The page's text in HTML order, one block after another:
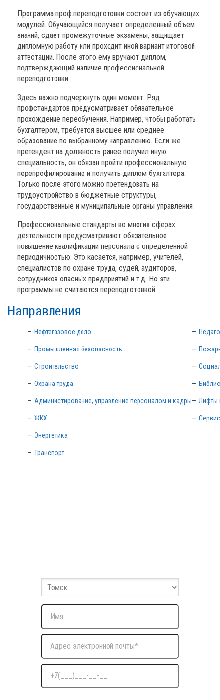
Программа проф.переподготовки состоит из обучающих
модулей. Обучающийся получает определенный объем
знаний, сдает промежуточные экзамены, защищает
дипломную работу или проходит иной вариант итоговой
аттестации. После этого ему вручают диплом,
подтверждающий наличие профессиональной
переподготовки.
Здесь важно подчеркнуть один момент. Ряд
профстандартов предусматривает обязательное
прохождение переобучения. Например, чтобы работать
бухгалтером, требуется высшее или среднее
образование по выбранному направлению. Если же
претендент на должность ранее получил иную
специальность, он обязан пройти профессиональную
перепрофилирование и получить диплом бухгалтера.
Только после этого можно претендовать на
трудоустройство в бюджетные структуры,
государственные и муниципальные органы управления.
Профессиональные стандарты во многих сферах
деятельности предусматривают обязательное
повышение квалификации персонала с определенной
периодичностью. Это касается, например, учителей,
специалистов по охране труда, судей, аудиторов,
сотрудников опасных предприятий и т.д. Но эти
программы не считаются переподготовкой.
Направления
Нефтегазовое дело
Промышленная безопасность
Строительство
Охрана труда
Администирование, управление персоналом и кадры
ЖКХ
Энергетика
Транспорт
Лифты